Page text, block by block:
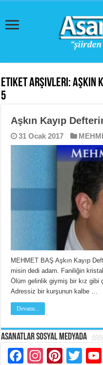
Etiket Arşivleri:Aşkın
5
Aşkın Kayıp
31 Ocak 2017
MEHMET BAŞ Aşkın Kayıp
misin dedi adam. Faniliğin
Ölüm gelinlik giymiş bir kız gibi
Adressiz bir kurşunun kalbe …
Devamı...
Asanatlar Sosyal Medyada
Facebook